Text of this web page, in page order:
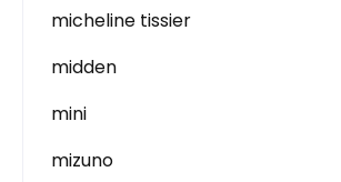
micheline tissier
midden
mini
mizuno